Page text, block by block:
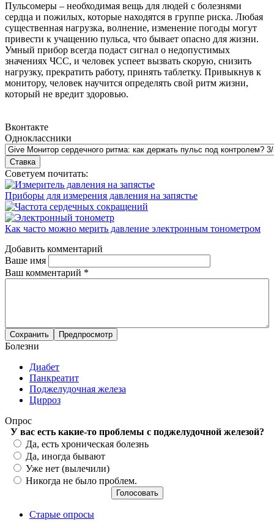
Пульсомеры – необходимая вещь для людей с болезнями
сердца и пожилых, которые находятся в группе риска. Любая
существенная нагрузка, волнение, изменение погоды могут
привести к учащению пульса, что бывает опасно для жизни.
Умный прибор всегда подаст сигнал о недопустимых
значениях ЧСС, и человек успеет вызвать скорую, снизить
нагрузку, прекратить работу, принять таблетку. Привыкнув к
монитору, человек научится определять свой ритм жизни,
который не вредит здоровью.
Вконтакте
Одноклассники
Советуем почитать:
Приборы для измерения давления на запястье
Как часто можно мерить давление электронным тонометром
Добавить комментарий
Ваше имя
Ваш комментарий *
Болезни
Диабет
Панкреатит
Поджелудочная железа
Цирроз
Опрос
У вас есть какие-то проблемы с поджелудочной железой?
Варианты
Да, есть хроническая болезнь
Да, иногда бывают
Уже нет (вылечили)
Никогда не было проблем.
Старые опросы